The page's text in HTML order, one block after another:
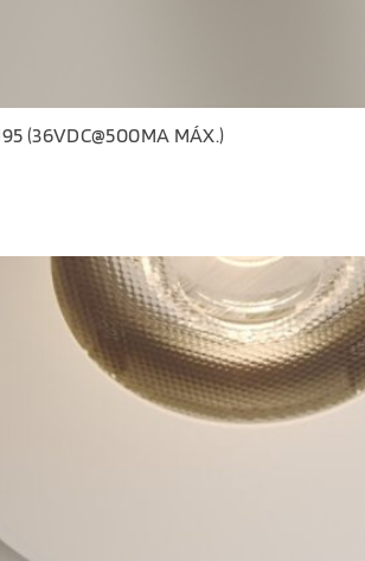
(36VDC@500MA MÁX.)